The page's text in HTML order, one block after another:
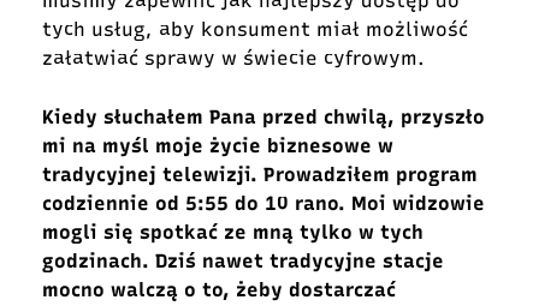
tych usług, aby konsument miał możliwość
załatwiać sprawy w świecie cyfrowym.
Kiedy słuchałem Pana przed chwilą, przyszło
mi na myśl moje życie biznesowe w
tradycyjnej telewizji. Prowadziłem program
codziennie od 5:55 do 10 rano. Moi widzowie
mogli się spotkać ze mną tylko w tych
godzinach. Dziś nawet tradycyjne stacje
mocno walczą o to, żeby dostarczać